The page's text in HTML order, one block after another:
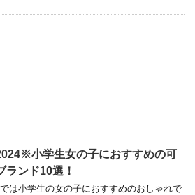
小学生女の子におすすめの可
ランド10選！
は小学生の女の子におすすめのおしゃれで